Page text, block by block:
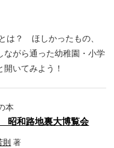
は？ ほしかったもの、
ながら通った幼稚園・小学
いてみよう！
本
昭和路地裏大博覧会
著